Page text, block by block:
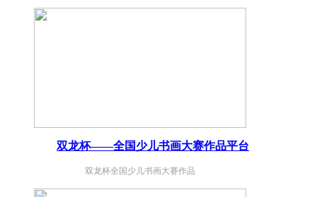
解
双龙杯——全国少儿书画大赛作品平台
双龙杯全国少儿书画大赛作品